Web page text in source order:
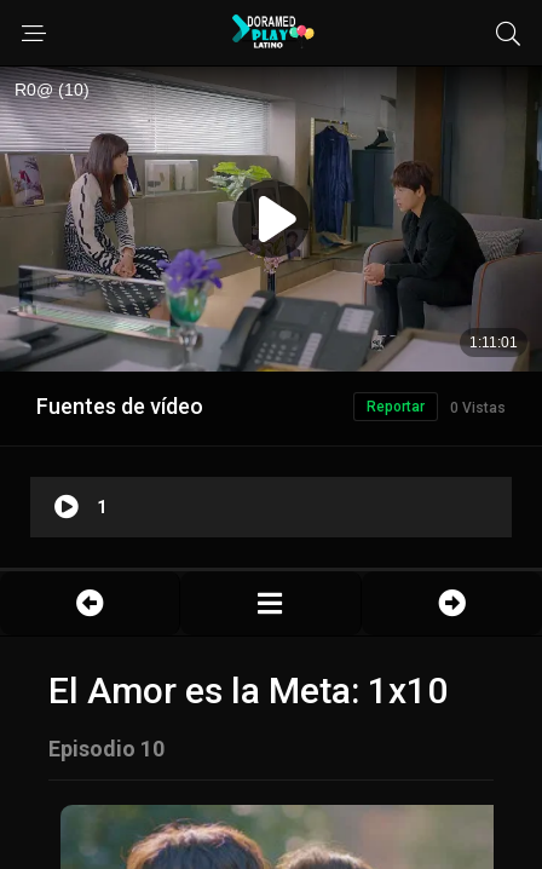
Fuentes de vídeo 0 Vistas
Reportar
1
El Amor es la Meta: 1x10
Episodio 10